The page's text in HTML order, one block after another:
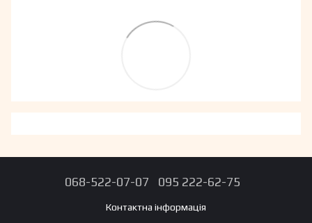
068-522-07-07 095 222-62-75
Контактна інформація